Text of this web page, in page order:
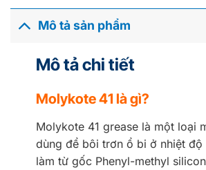
Mô tả sản phẩm
Mô tả chi tiết
Molykote 41 là gì?
Molykote 41 grease là một loại
dùng để bôi trơn ổ bi ở nhiệt
làm từ gốc Phenyl-methyl